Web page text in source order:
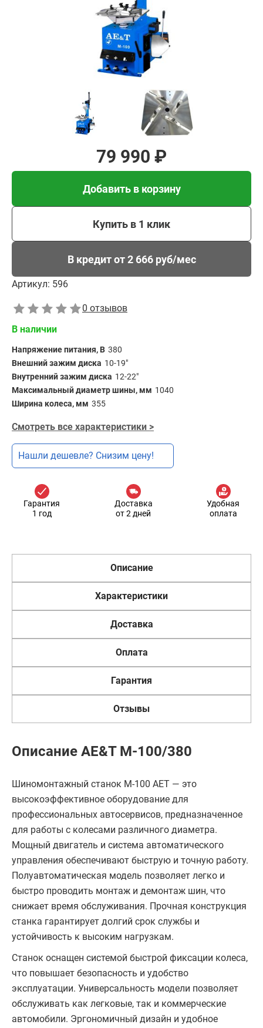
79 990 ₽
Добавить в корзину
Купить в 1 клик
В кредит от 2 666 руб/мес
Артикул: 596
0 отзывов
В наличии
Напряжение питания, В 380
Внешний зажим диска 10-19"
Внутренний зажим диска 12-22"
Максимальный диаметр шины, мм 1040
Ширина колеса, мм 355
Смотреть все характеристики >
Нашли дешевле? Снизим цену!
Гарантия
1 год
Доставка
от 2 дней
Удобная
оплата
Описание
Характеристики
Доставка
Оплата
Гарантия
Отзывы
Описание AE&T M-100/380
Шиномонтажный станок M-100 AET — это
высокоэффективное оборудование для
профессиональных автосервисов, предназначенное
для работы с колесами различного диаметра.
Мощный двигатель и система автоматического
управления обеспечивают быструю и точную работу.
Полуавтоматическая модель позволяет легко и
быстро проводить монтаж и демонтаж шин, что
снижает время обслуживания. Прочная конструкция
станка гарантирует долгий срок службы и
устойчивость к высоким нагрузкам.
Станок оснащен системой быстрой фиксации колеса,
что повышает безопасность и удобство
эксплуатации. Универсальность модели позволяет
обслуживать как легковые, так и коммерческие
автомобили. Эргономичный дизайн и удобное
Добавить в корзину
Купить в 1 клик